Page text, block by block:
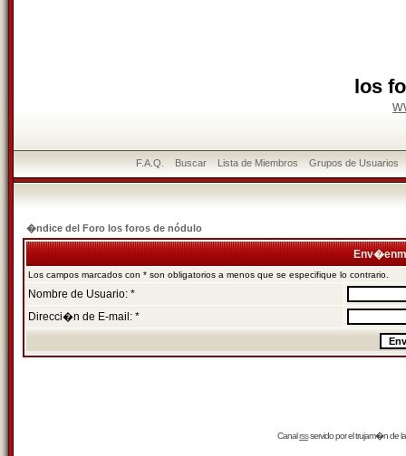
los
F.A.Q. Buscar Lista de Miembros Grupos de Usuarios
�ndice del Foro los foros de nódulo
Los campos marcados con * son obligatorios a menos que se especifique lo contrario.
Nombre de Usuario: *
Direcci�n de E-mail: *
Canalrssservido por eltrujam�nde